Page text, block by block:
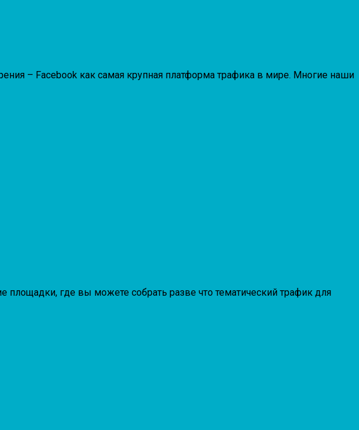
– Facebook как самая крупная платформа трафика в мире. Многие наши
где вы можете собрать разве что тематический трафик для